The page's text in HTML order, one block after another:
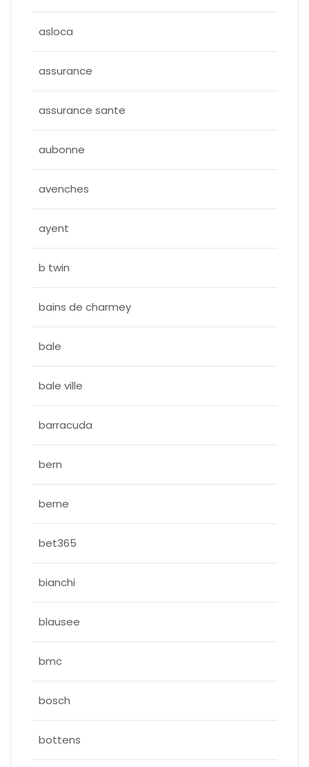
asloca
assurance
assurance sante
aubonne
avenches
ayent
b twin
bains de charmey
bale
bale ville
barracuda
bern
berne
bet365
bianchi
blausee
bmc
bosch
bottens